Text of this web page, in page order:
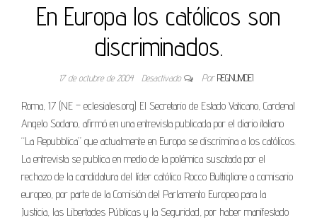
En Europa los católicos son
discriminados.
17 de octubre de 2004 Desactivado Por REGNUMDEI
Roma, 17 (NE – eclesiales.org) El Secretario de Estado Vaticano, Cardenal
Angelo Sodano, afirmó en una entrevista publicada por el diario italiano
“La Repubblica” que actualmente en Europa se discrimina a los católicos.
La entrevista se publica en medio de la polémica suscitada por el
rechazo de la candidatura del líder católico Rocco Buttiglione a comisario
europeo, por parte de la Comisión del Parlamento Europeo para la
Justicia, las Libertades Públicas y la Seguridad, por haber manifestado